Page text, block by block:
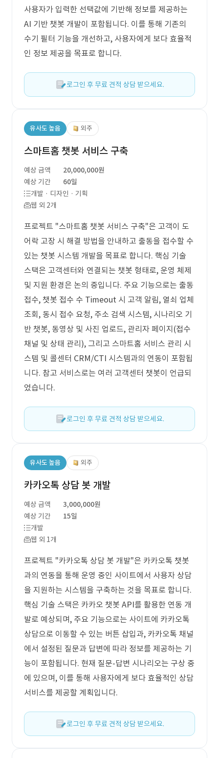
사용자가 입력한 선택값에 기반해 정보를 제공하는
AI 기반 챗봇 개발이 포함됩니다. 이를 통해 기존의
수기 필터 기능을 개선하고, 사용자에게 보다 효율적
인 정보 제공을 목표로 합니다.
로그인 후 무료 견적 상담 받으세요.
유사도 높음 외주
스마트홈 챗봇 서비스 구축
예상 금액
20,000,000원
예상 기간
60일
개발 · 디자인 · 기획
웹 외 2개
프로젝트 "스마트홈 챗봇 서비스 구축"은 고객이 도
어락 고장 시 해결 방법을 안내하고 출동을 접수할 수
있는 챗봇 시스템 개발을 목표로 합니다. 핵심 기술
스택은 고객센터와 연결되는 챗봇 형태로, 운영 체제
및 지원 환경은 논의 중입니다. 주요 기능으로는 출동
접수, 챗봇 접수 수 Timeout 시 고객 알림, 열쇠 업체
조회, 동시 접수 요청, 주소 검색 시스템, 시나리오 기
반 챗봇, 동영상 및 사진 업로드, 관리자 페이지(접수
채널 및 상태 관리), 그리고 스마트홈 서비스 관리 시
스템 및 콜센터 CRM/CTI 시스템과의 연동이 포함됩
니다. 참고 서비스로는 여러 고객센터 챗봇이 언급되
었습니다.
로그인 후 무료 견적 상담 받으세요.
유사도 높음 외주
카카오톡 상담 봇 개발
예상 금액
3,000,000원
예상 기간
15일
개발
웹 외 1개
프로젝트 "카카오톡 상담 봇 개발"은 카카오톡 챗봇
과의 연동을 통해 운영 중인 사이트에서 사용자 상담
을 지원하는 시스템을 구축하는 것을 목표로 합니다.
핵심 기술 스택은 카카오 챗봇 API를 활용한 연동 개
발로 예상되며, 주요 기능으로는 사이트에 카카오톡
상담으로 이동할 수 있는 버튼 삽입과, 카카오톡 채널
에서 설정된 질문과 답변에 따라 정보를 제공하는 기
능이 포함됩니다. 현재 질문-답변 시나리오는 구상 중
에 있으며, 이를 통해 사용자에게 보다 효율적인 상담
서비스를 제공할 계획입니다.
로그인 후 무료 견적 상담 받으세요.